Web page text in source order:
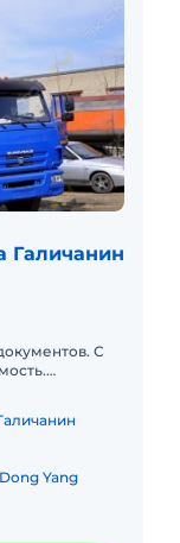
Галичанин
С
Yang